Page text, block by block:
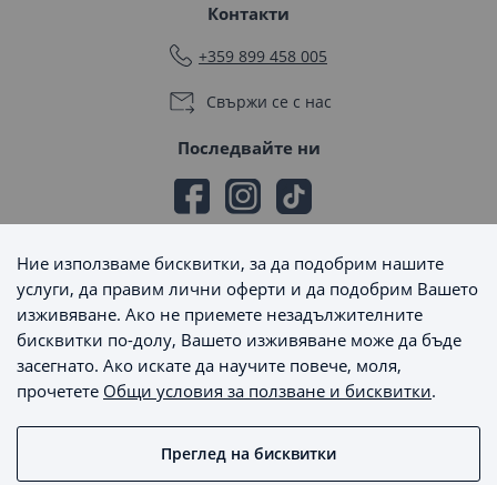
Контакти
+359 899 458 005
Свържи се с нас
Последвайте ни
Начини на плащане
Начини на доставка
Ние използваме бисквитки, за да подобрим нашите
услуги, да правим лични оферти и да подобрим Вашето
изживяване. Ако не приемете незадължителните
бисквитки по-долу, Вашето изживяване може да бъде
засегнато. Ако искате да научите повече, моля,
прочетете Общи условия за ползване и бисквитки.
Преглед на бисквитки